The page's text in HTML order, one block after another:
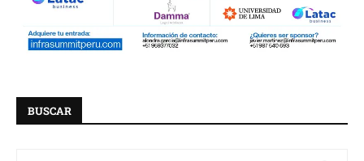
BUSCAR